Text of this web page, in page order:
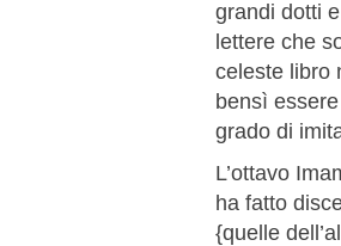
grandi dotti
lettere che
celeste libro
bensì
grado di
L’ottavo
ha fatto
{quelle